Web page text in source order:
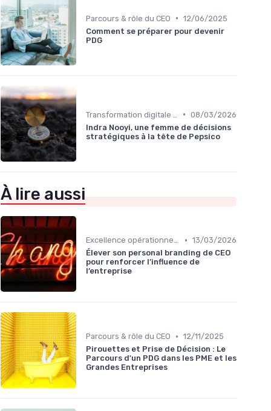
Parcours & rôle du CEO • 12/06/2025
Comment se préparer pour devenir
PDG
• 08/03/2026
Indra Nooyi, une femme de décisions
stratégiques à la tête de Pepsico
À lire aussi
Excellence opérationnelle • 13/03/2026
Élever son personal branding de CEO
pour renforcer l’influence de
l’entreprise
Parcours & rôle du CEO • 12/11/2025
Pirouettes et Prise de Décision : Le
Parcours d'un PDG dans les PME et les
Grandes Entreprises